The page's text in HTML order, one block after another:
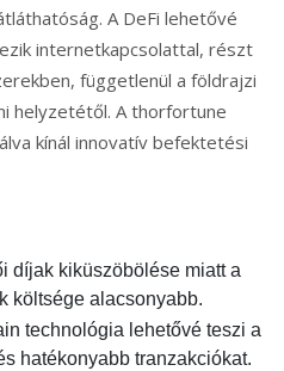
A DeFi lehetővé
internetkapcsolattal, részt
függetlenül a földrajzi
helyzetétől. A thorfortune
kínál innovatív befektetési
díjak kiküszöbölése miatt a
költsége alacsonyabb.
technológia lehetővé teszi a
hatékonyabb tranzakciókat.